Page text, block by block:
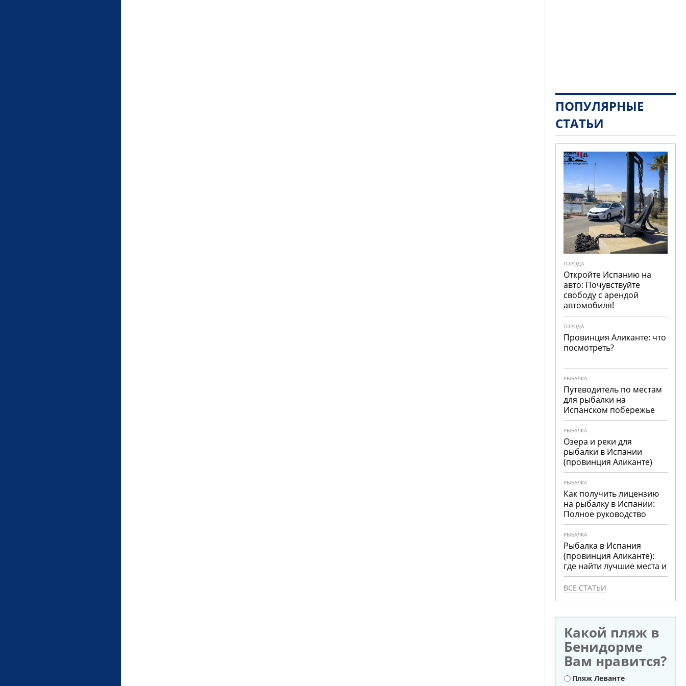
ПОПУЛЯРНЫЕ
СТАТЬИ
ГОРОДА
Откройте Испанию на
авто: Почувствуйте
свободу с арендой
автомобиля!
ГОРОДА
Провинция Аликанте: что
посмотреть?
РЫБАЛКА
Путеводитель по местам
для рыбалки на
Испанском побережье
РЫБАЛКА
Озера и реки для
рыбалки в Испании
(провинция Аликанте)
РЫБАЛКА
Как получить лицензию
на рыбалку в Испании:
Полное руководство
РЫБАЛКА
Рыбалка в Испания
(провинция Аликанте):
где найти лучшие места и
что ловить
ВСЕ СТАТЬИ
Какой пляж в
Бенидорме
Вам нравится?
Варианты
Пляж Леванте